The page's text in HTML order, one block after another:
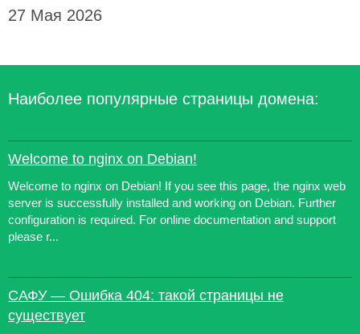
27 Мая 2026
Наиболее популярные страницы домена:
Welcome to nginx on Debian!
Welcome to nginx on Debian! If you see this page, the nginx web
server is successfully installed and working on Debian. Further
configuration is required. For online documentation and support
please r...
САФУ — Ошибка 404: такой страницы не
существует